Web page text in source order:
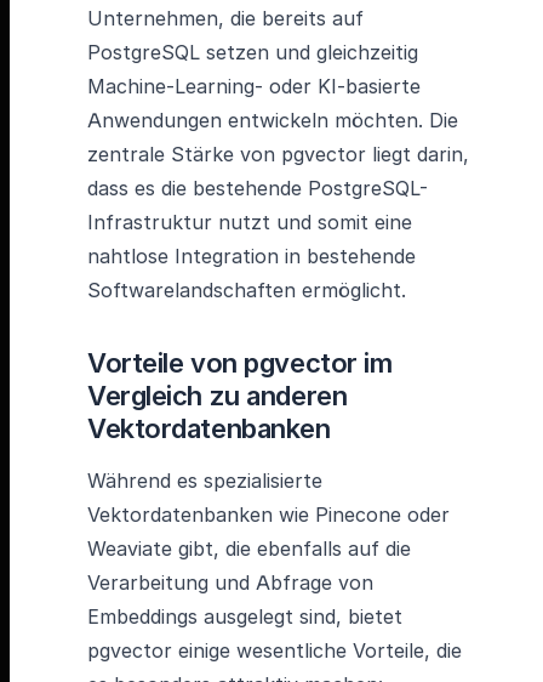
Unternehmen, die bereits auf
PostgreSQL setzen und gleichzeitig
Machine-Learning- oder KI-basierte
Anwendungen entwickeln möchten. Die
zentrale Stärke von pgvector liegt darin,
dass es die bestehende PostgreSQL-
Infrastruktur nutzt und somit eine
nahtlose Integration in bestehende
Softwarelandschaften ermöglicht.
Vorteile von pgvector im
Vergleich zu anderen
Vektordatenbanken
Während es spezialisierte
Vektordatenbanken wie Pinecone oder
Weaviate gibt, die ebenfalls auf die
Verarbeitung und Abfrage von
Embeddings ausgelegt sind, bietet
pgvector einige wesentliche Vorteile, die